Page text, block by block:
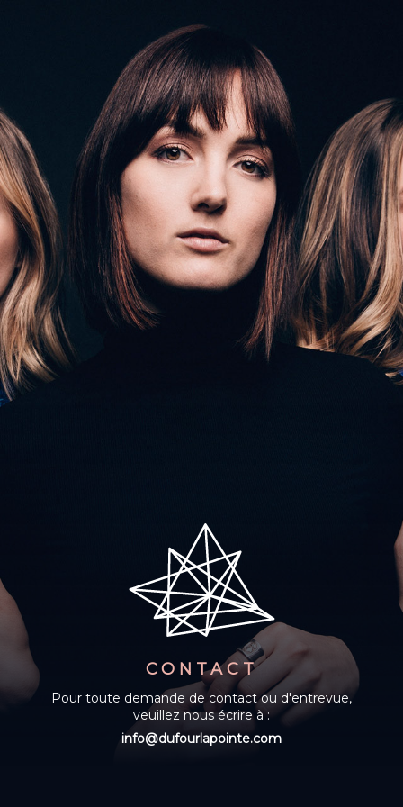
CONTACT
Pour toute demande de contact ou d'entrevue,
veuillez nous écrire à :
info@dufourlapointe.com